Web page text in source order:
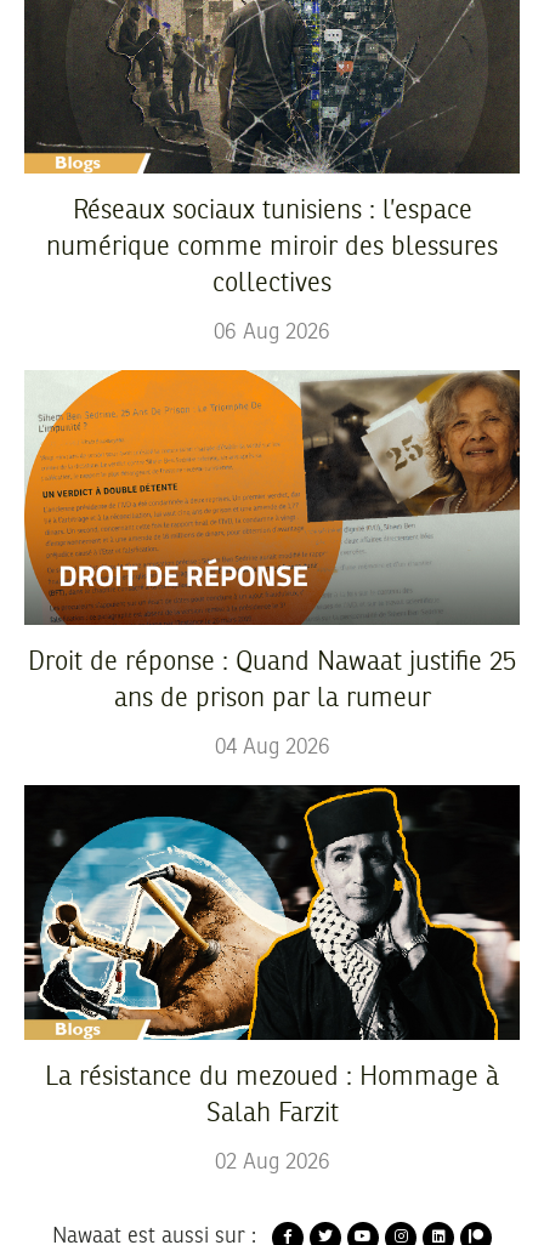
Réseaux sociaux tunisiens : l’espace
numérique comme miroir des blessures
collectives
06 Aug 2026
Droit de réponse : Quand Nawaat justifie 25
ans de prison par la rumeur
04 Aug 2026
La résistance du mezoued : Hommage à
Salah Farzit
02 Aug 2026
Nawaat est aussi sur :